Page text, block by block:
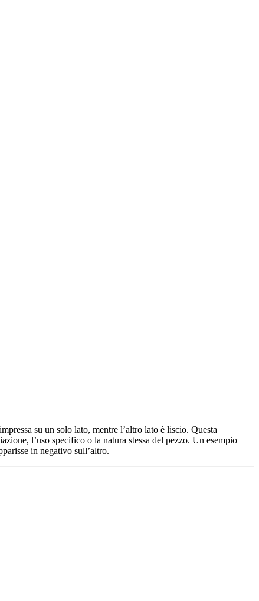
su un solo lato, mentre l’altro lato è liscio. Questa
l’uso specifico o la natura stessa del pezzo. Un esempio
in negativo sull’altro.